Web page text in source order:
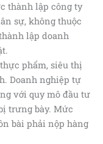
thành lập công ty
sự, không thuộc
lập doanh
phẩm, siêu thị
Doanh nghiệp tự
với quy mô đầu tư
trưng bày. Mức
bài phải nộp hàng